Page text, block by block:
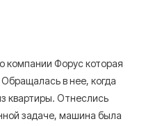
компании Форус которая
в нее, когда
квартиры. Отнеслись
задаче, машина была